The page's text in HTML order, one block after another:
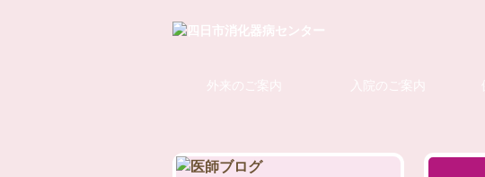
外来のご案内 入院のご案内